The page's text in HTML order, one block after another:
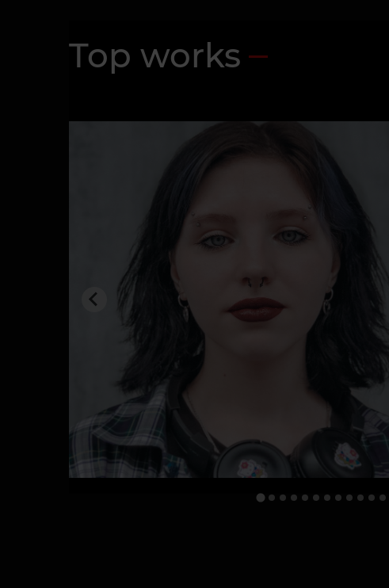
Top works